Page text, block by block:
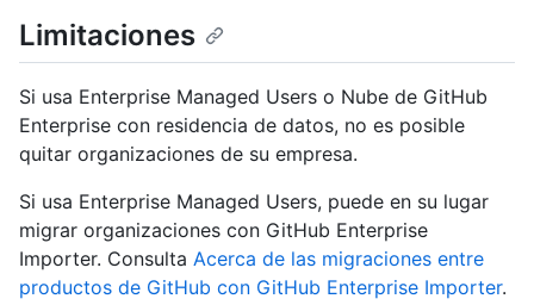
Limitaciones
Si usa Enterprise Managed Users o Nube de GitHub
Enterprise con residencia de datos, no es posible
quitar organizaciones de su empresa.
Si usa Enterprise Managed Users, puede en su lugar
migrar organizaciones con GitHub Enterprise
Importer. Consulta Acerca de las migraciones entre
productos de GitHub con GitHub Enterprise Importer.